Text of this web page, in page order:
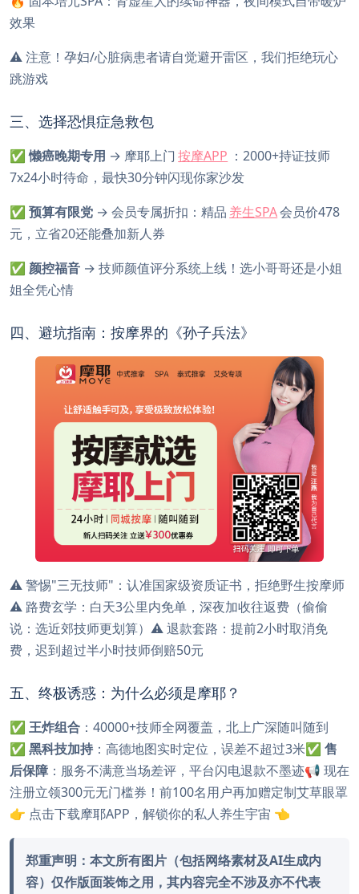
效果
⚠️ 注意！孕妇/心脏病患者请自觉避开雷区，我们拒绝玩心
跳游戏
三、选择恐惧症急救包
✅懒癌晚期专用 ​ → 摩耶上门 按摩APP ：2000+持证技师
7x24小时待命，最快30分钟闪现你家沙发
✅ 预算有限党 ​ → 会员专属折扣：精品 养生SPA会员价478
元，立省20还能叠加新人券
✅ 颜控福音 ​ → 技师颜值评分系统上线！选小哥哥还是小姐
姐全凭心情
四、避坑指南：按摩界的《孙子兵法》
⚠️ 警惕"三无技师"：认准国家级资质证书，拒绝野生按摩师
⚠️ 路费玄学：白天3公里内免单，深夜加收往返费（偷偷
说：选近郊技师更划算）⚠️ 退款套路：提前2小时取消免
费，迟到超过半小时技师倒赔50元
五、终极诱惑：为什么必须是摩耶？
✅ 王炸组合 ：40000+技师全网覆盖，北上广深随叫随到
✅ 黑科技加持 ：高德地图实时定位，误差不超过3米✅ 售
后保障 ：服务不满意当场差评，平台闪电退款不墨迹📢 现在
注册立领300元无门槛券！前100名用户再加赠定制艾草眼罩
👉 点击下载摩耶APP，解锁你的私人养生宇宙 👈
郑重声明：本文所有图片（包括网络素材及AI生成内
容）仅作版面装饰之用，其内容完全不涉及亦不代表